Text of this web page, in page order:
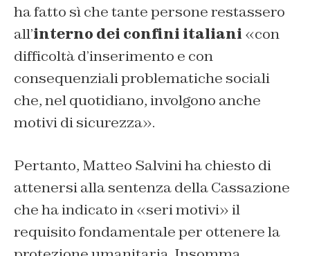
ha fatto sì che tante persone restassero
all’interno dei confini italiani «con
difficoltà d’inserimento e con
consequenziali problematiche sociali
che, nel quotidiano, involgono anche
motivi di sicurezza».
Pertanto, Matteo Salvini ha chiesto di
attenersi alla sentenza della Cassazione
che ha indicato in «seri motivi» il
requisito fondamentale per ottenere la